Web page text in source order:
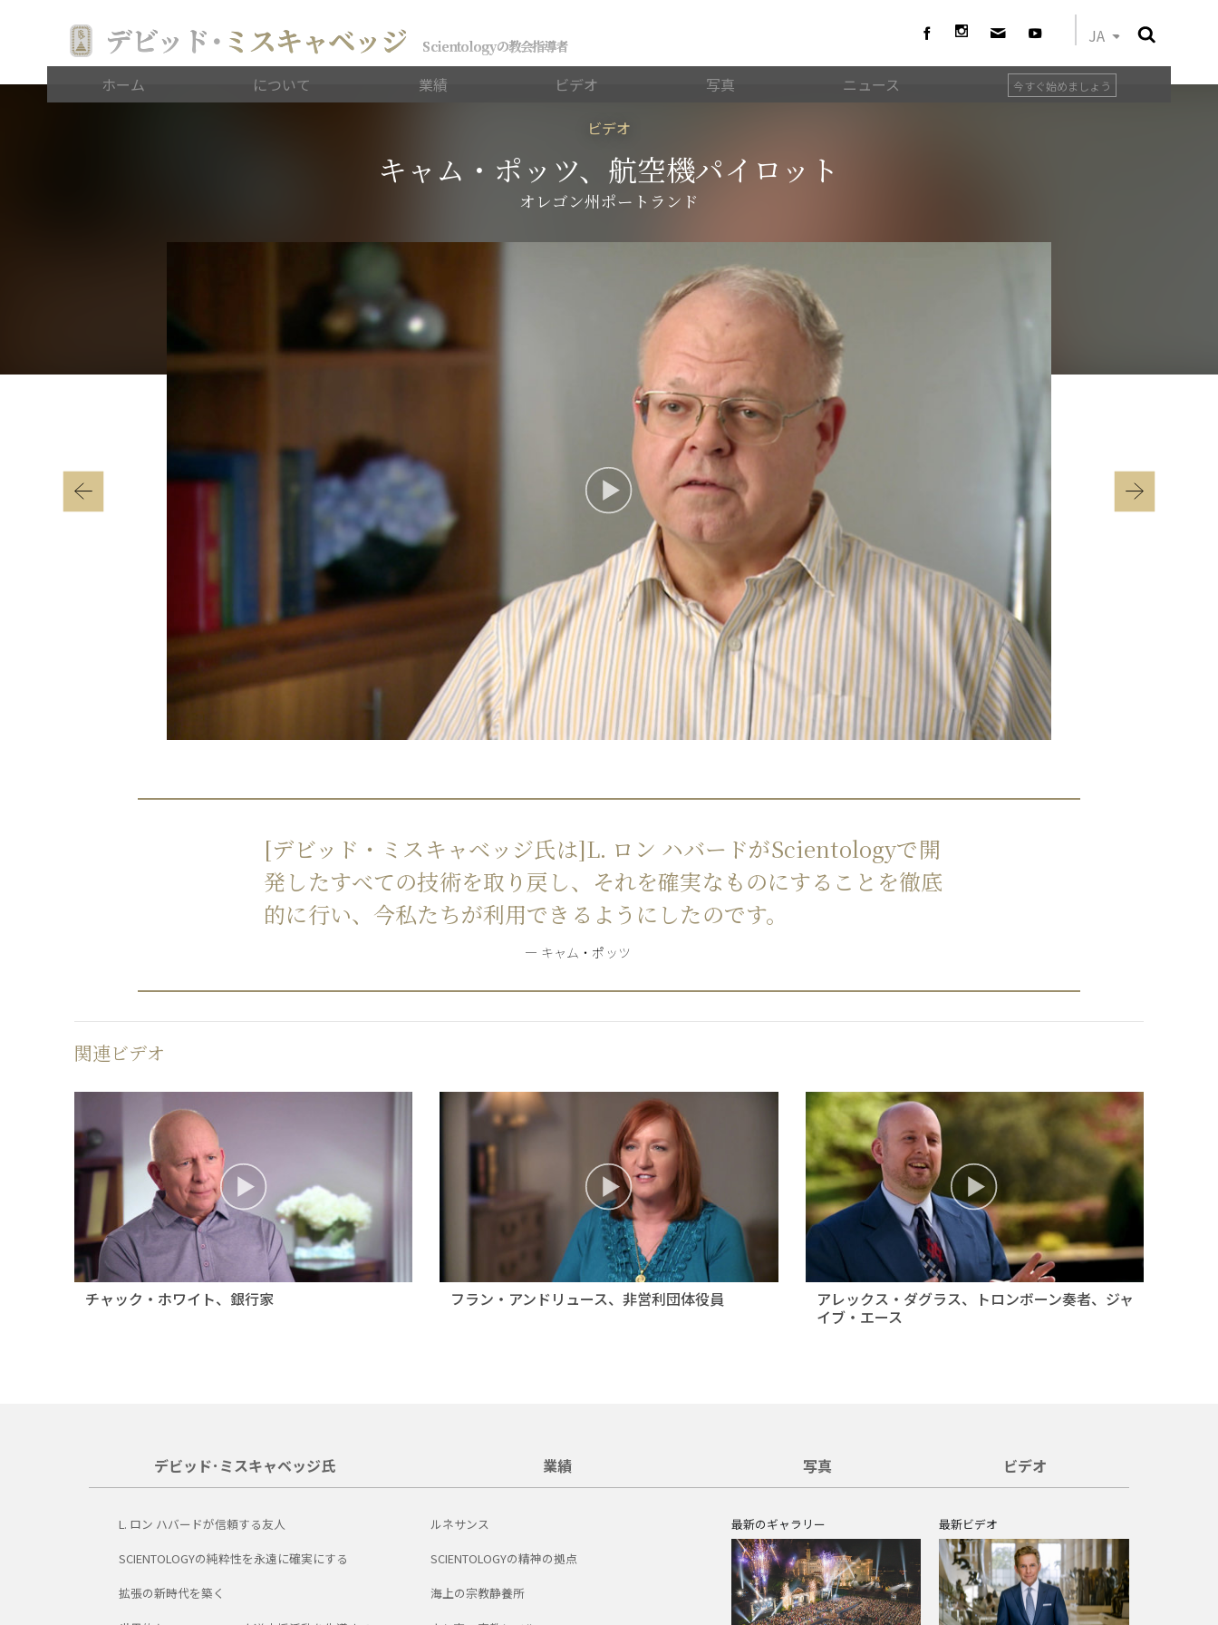
デビッド･ ミスキャベッジ Scientologyの教会指導者 JA
ホーム について 業績 ビデオ 写真 ニュース 今すぐ始めましょう
ビデオ
キャム・ポッツ、航空機パイロット
オレゴン州ポートランド
Play
Video
[デビッド・ミスキャベッジ氏は]L. ロン ハバードがScientologyで開
発したすべての技術を取り戻し、それを確実なものにすることを徹底
的に行い、今私たちが利用できるようにしたのです。
キャム・ポッツ
関連ビデオ
チャック・ホワイト、銀行家 フラン・アンドリュース、非営利団体役員
アレックス・ダグラス、トロンボーン奏者、ジャ
イブ・エース
デビッド･ミスキャベッジ氏
L. ロン ハバードが信頼する友人
SCIENTOLOGYの純粋性を永遠に確実にする
拡張の新時代を築く
業績
ルネサンス
SCIENTOLOGYの精神の拠点
海上の宗教静養所
写真
最新のギャラリー
ビデオ
最新ビデオ